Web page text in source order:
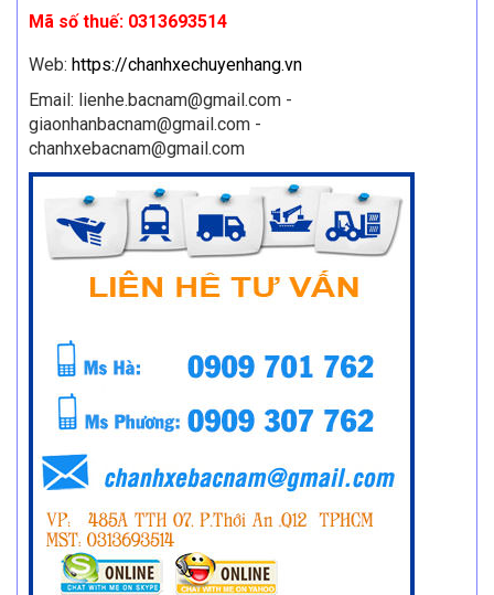
Mã số thuế: 0313693514
Web: https://chanhxechuyenhang.vn
Email: lienhe.bacnam@gmail.com -
giaonhanbacnam@gmail.com -
chanhxebacnam@gmail.com